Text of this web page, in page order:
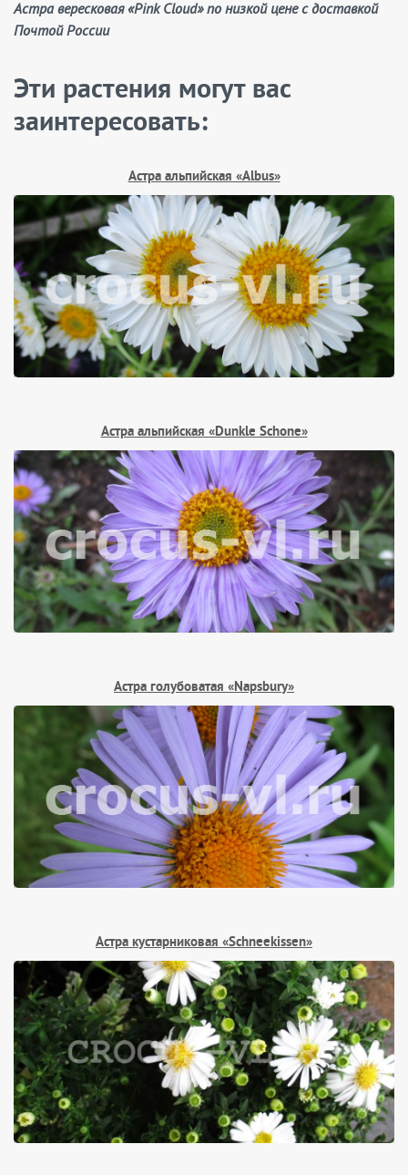
Астра вересковая «Pink Cloud» по низкой цене с доставкой
Почтой России
Эти растения могут вас
заинтересовать:
Астра альпийская «Albus»
Астра альпийская «Dunkle Schone»
Астра голубоватая «Napsbury»
Астра кустарниковая «Schneekissen»